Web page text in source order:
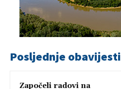
Posljednje obavijesti
Započeli radovi na